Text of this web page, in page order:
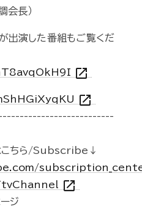
会長）
出演した番組もご覧くだ
open_in_new
open_in_new
こちら/Subscribe↓
open_in_new
ジ